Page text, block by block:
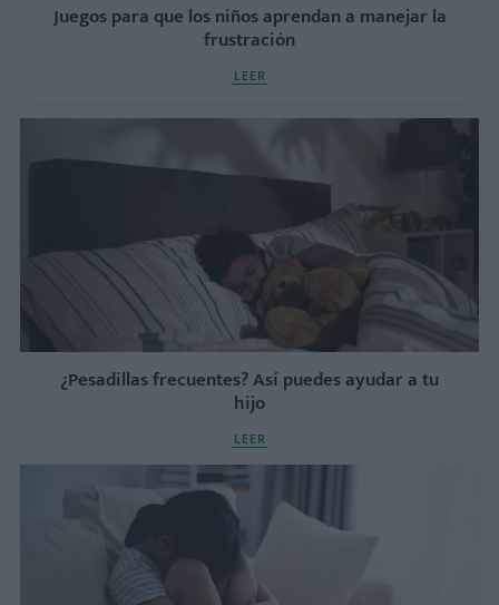
Juegos para que los niños aprendan a manejar la
frustración
LEER
¿Pesadillas frecuentes? Así puedes ayudar a tu
hijo
LEER